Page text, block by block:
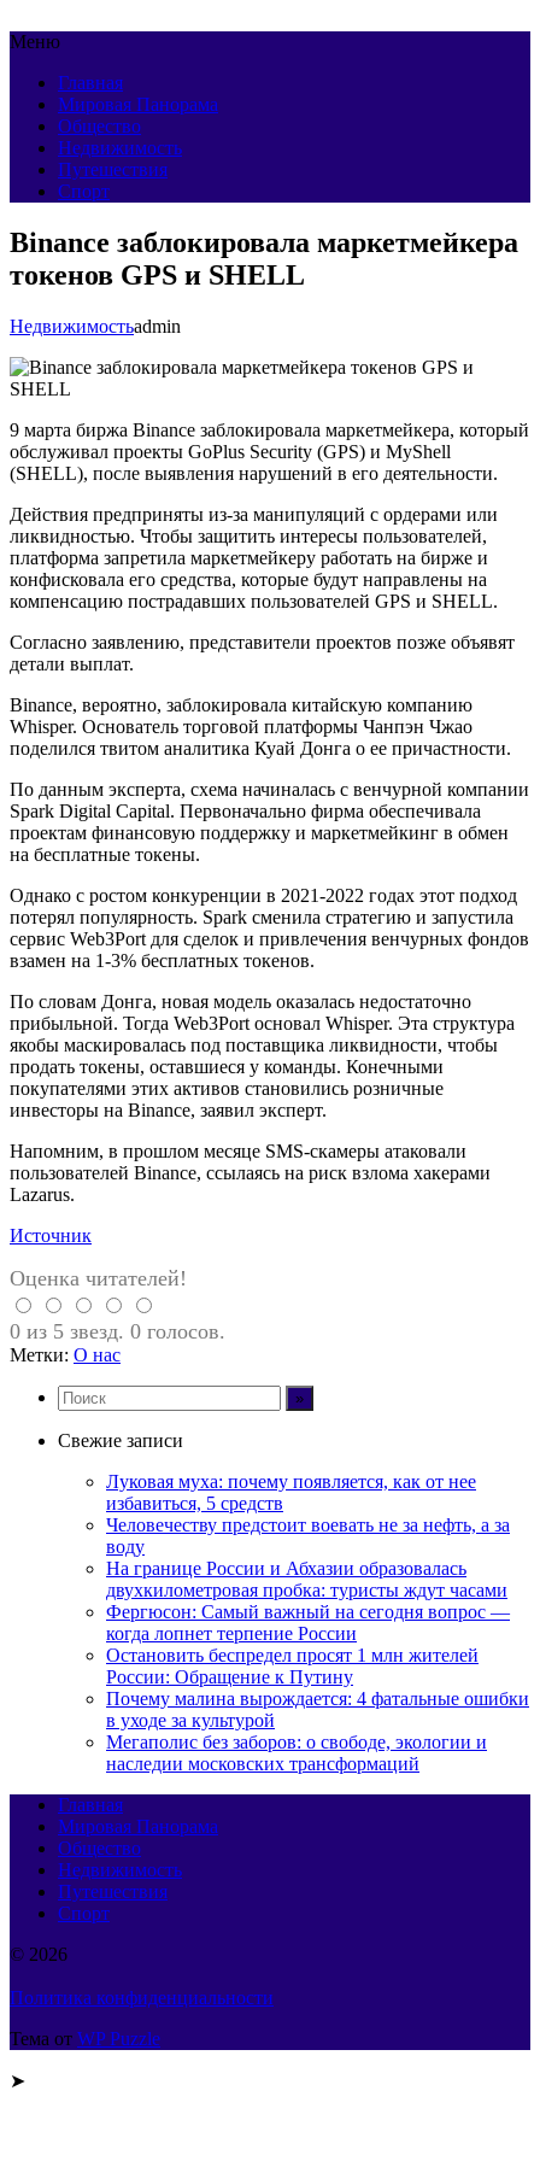
Меню
Главная
Мировая Панорама
Общество
Недвижимость
Путешествия
Спорт
Binance заблокировала маркетмейкера
токенов GPS и SHELL
Недвижимостьadmin
9 марта биржа Binance заблокировала маркетмейкера, который
обслуживал проекты GoPlus Security (GPS) и MyShell
(SHELL), после выявления нарушений в его деятельности.
Действия предприняты из-за манипуляций с ордерами или
ликвидностью. Чтобы защитить интересы пользователей,
платформа запретила маркетмейкеру работать на бирже и
конфисковала его средства, которые будут направлены на
компенсацию пострадавших пользователей GPS и SHELL.
Согласно заявлению, представители проектов позже объявят
детали выплат.
Binance, вероятно, заблокировала китайскую компанию
Whisper. Основатель торговой платформы Чанпэн Чжао
поделился твитом аналитика Куай Донга о ее причастности.
По данным эксперта, схема начиналась с венчурной компании
Spark Digital Capital. Первоначально фирма обеспечивала
проектам финансовую поддержку и маркетмейкинг в обмен
на бесплатные токены.
Однако с ростом конкуренции в 2021-2022 годах этот подход
потерял популярность. Spark сменила стратегию и запустила
сервис Web3Port для сделок и привлечения венчурных фондов
взамен на 1-3% бесплатных токенов.
По словам Донга, новая модель оказалась недостаточно
прибыльной. Тогда Web3Port основал Whisper. Эта структура
якобы маскировалась под поставщика ликвидности, чтобы
продать токены, оставшиеся у команды. Конечными
покупателями этих активов становились розничные
инвесторы на Binance, заявил эксперт.
Напомним, в прошлом месяце SMS-скамеры атаковали
пользователей Binance, ссылаясь на риск взлома хакерами
Lazarus.
Источник
Оценка читателей!
0 из 5 звезд. 0 голосов.
Метки: О нас
Свежие записи
Луковая муха: почему появляется, как от нее
избавиться, 5 средств
Человечеству предстоит воевать не за нефть, а за
воду
На границе России и Абхазии образовалась
двухкилометровая пробка: туристы ждут часами
Фергюсон: Самый важный на сегодня вопрос —
когда лопнет терпение России
Остановить беспредел просят 1 млн жителей
России: Обращение к Путину
Почему малина вырождается: 4 фатальные ошибки
в уходе за культурой
Мегаполис без заборов: о свободе, экологии и
наследии московских трансформаций
Главная
Мировая Панорама
Общество
Недвижимость
Путешествия
Спорт
© 2026
Политика конфиденциальности
Тема от WP Puzzle
➤